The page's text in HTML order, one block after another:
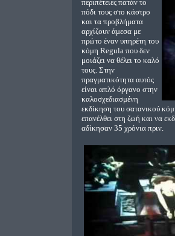
περιπέτειες πατάν το
πόδι τους στο κάστρο
και τα προβλήματα
αρχίζουν άμεσα με
πρώτο έναν υπηρέτη του
κόμη Regula που δεν
μοιάζει να θέλει το καλό
τους. Στην
πραγματικότητα αυτός
είναι απλό όργανο στην
καλοσχεδιασμένη
εκδίκηση του σατανικού
επανέλθει στη ζωή και να
αδίκησαν 35 χρόνια πριν.